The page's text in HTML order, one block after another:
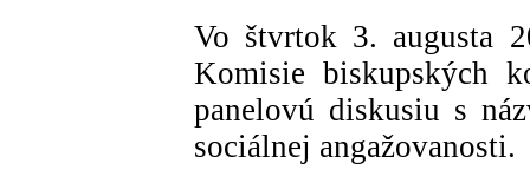
Vo štvrtok 3. augusta
Komisie biskupských
panelovú diskusiu s
sociálnej angažovanosti.